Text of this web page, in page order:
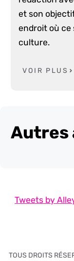
et son
endroit où ce
culture.
VOIR PLUS
Autres
Tweets by
TOUS DROITS